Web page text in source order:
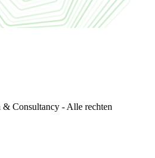
Consultancy - Alle rechten